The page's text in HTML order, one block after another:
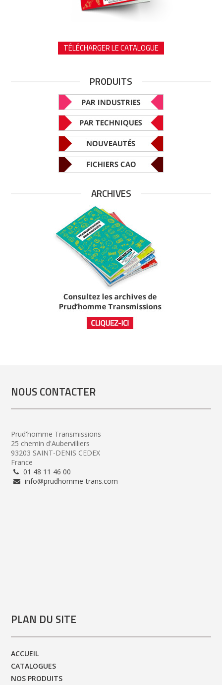
TÉLÉCHARGER LE CATALOGUE
PRODUITS
ARCHIVES
NOUS CONTACTER
Prud'homme Transmissions
25 chemin d'Aubervilliers
93203 SAINT-DENIS CEDEX
France
01 48 11 46 00
info@prudhomme-trans.com
PLAN DU SITE
ACCUEIL
CATALOGUES
NOS PRODUITS